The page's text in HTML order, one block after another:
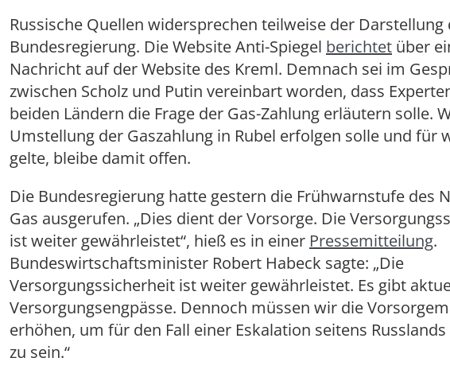
Russische Quellen widersprechen teilweise der Darstellung
Bundesregierung. Die Website Anti-Spiegel berichtet über
Nachricht auf der Website des Kreml. Demnach sei im
zwischen Scholz und Putin vereinbart worden, dass
beiden Ländern die Frage der Gas-Zahlung erläutern solle.
Umstellung der Gaszahlung in Rubel erfolgen solle und für
gelte, bleibe damit offen.
Die Bundesregierung hatte gestern die Frühwarnstufe des
Gas ausgerufen. „Dies dient der Vorsorge. Die
ist weiter gewährleistet“, hieß es in einer Pressemitteilung.
Bundeswirtschaftsminister Robert Habeck sagte: „Die
Versorgungssicherheit ist weiter gewährleistet. Es gibt
Versorgungsengpässe. Dennoch müssen wir die
erhöhen, um für den Fall einer Eskalation seitens
zu sein.“